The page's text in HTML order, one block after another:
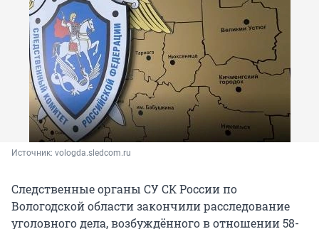
Источник: vologda.sledcom.ru
Следственные органы СУ СК России по
Вологодской области закончили расследование
уголовного дела, возбуждённого в отношении 58-